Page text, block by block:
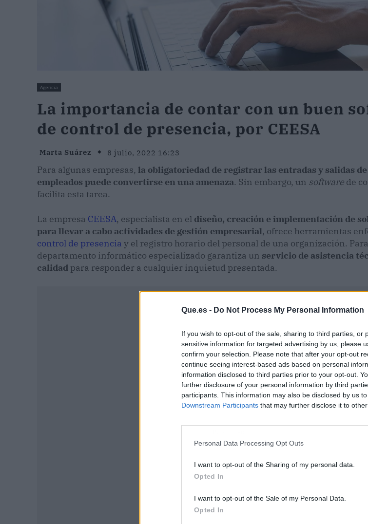
Que.es - Do Not Process My Personal Information
If you wish to opt-out of the sale, sharing to third parties, or
sensitive information for targeted advertising by us, please
confirm your selection. Please note that after your opt-out
continue seeing interest-based ads based on personal
information disclosed to third parties prior to your opt-out.
further disclosure of your personal information by third
participants. This information may also be disclosed by us
Downstream Participants that may further disclose it to
Personal Data Processing Opt Outs
I want to opt-out of the Sharing of my personal data.
Opted In
I want to opt-out of the Sale of my Personal Data.
Opted In
Agencia
La importancia de contar con un buen
de control de presencia, por CEESA
Marta Suárez 8 julio, 2022 16:23
Para algunas empresas, la obligatoriedad de registrar las entradas y salidas de
empleados puede convertirse en una amenaza. Sin embargo, un software de
facilita esta tarea.
La empresa CEESA, especialista en el diseño, creación e implementación de
para llevar a cabo actividades de gestión empresarial, ofrece herramientas
control de presencia y el registro horario del personal de una organización.
departamento informático especializado garantiza un servicio de asistencia
calidad para responder a cualquier inquietud presentada.